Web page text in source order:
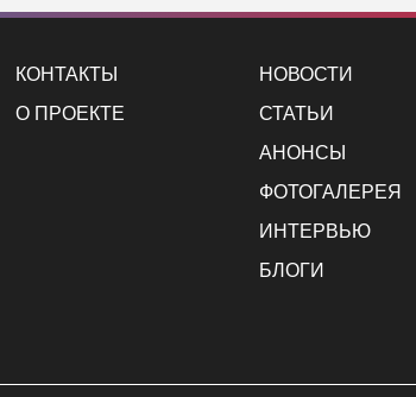
КОНТАКТЫ
О ПРОЕКТЕ
НОВОСТИ
СТАТЬИ
АНОНСЫ
ФОТОГАЛЕРЕЯ
ИНТЕРВЬЮ
БЛОГИ